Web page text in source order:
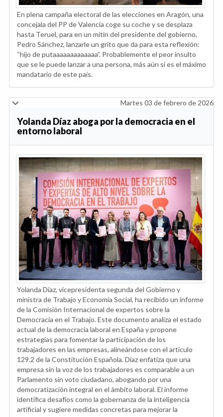
En plena campaña electoral de las elecciones en Aragón, una
concejala del PP de Valencia coge su coche y se desplaza
hasta Teruel, para en un mitin del presidente del gobierno,
Pedro Sánchez, lanzarle un grito que da para esta reflexión:
“hijo de putaaaaaaaaaaaaa”. Probablemente el peor insulto
que se le puede lanzar a una persona, más aún si es el máximo
mandatario de este país.
Martes 03 de febrero de 2026
Yolanda Díaz aboga por la democracia en el
entorno laboral
Yolanda Díaz, vicepresidenta segunda del Gobierno y
ministra de Trabajo y Economía Social, ha recibido un informe
de la Comisión Internacional de expertos sobre la
Democracia en el Trabajo. Este documento analiza el estado
actual de la democracia laboral en España y propone
estrategias para fomentar la participación de los
trabajadores en las empresas, alineándose con el artículo
129.2 de la Constitución Española. Díaz enfatiza que una
empresa sin la voz de los trabajadores es comparable a un
Parlamento sin voto ciudadano, abogando por una
democratización integral en el ámbito laboral. El informe
identifica desafíos como la gobernanza de la inteligencia
artificial y sugiere medidas concretas para mejorar la